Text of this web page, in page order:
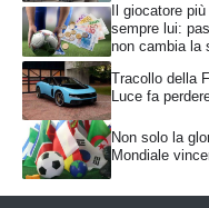
Il giocatore
sempre lui:
non cambia la
Tracollo della
Luce fa
Non solo la
Mondiale